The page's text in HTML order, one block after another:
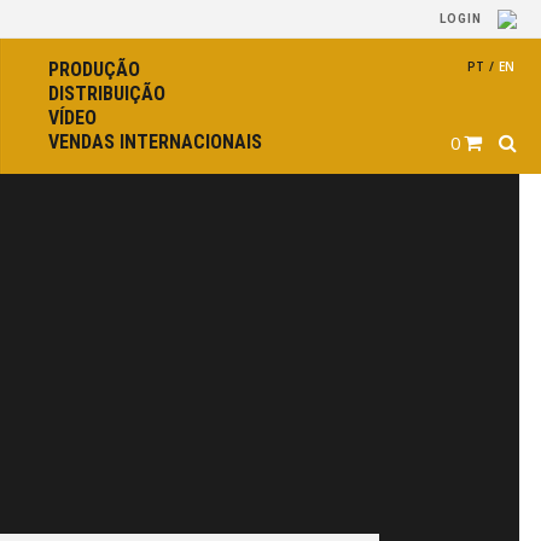
LOGIN
PRODUÇÃO
DISTRIBUIÇÃO
VÍDEO
VENDAS INTERNACIONAIS
PT / EN
0